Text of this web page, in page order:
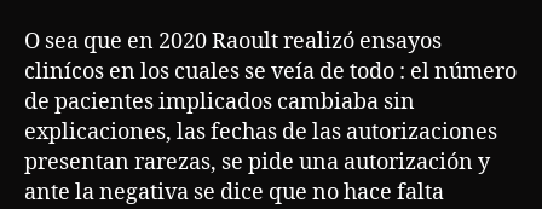
O sea que en 2020 Raoult realizó ensayos
clinícos en los cuales se veía de todo : el número
de pacientes implicados cambiaba sin
explicaciones, las fechas de las autorizaciones
presentan rarezas, se pide una autorización y
ante la negativa se dice que no hace falta